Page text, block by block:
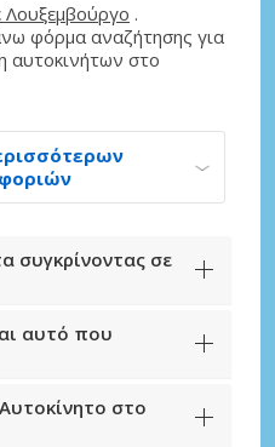
Λουξεμβούργο .
φόρμα αναζήτησης για
αυτοκινήτων στο
συγκρίνοντας σε
αυτό που
στο